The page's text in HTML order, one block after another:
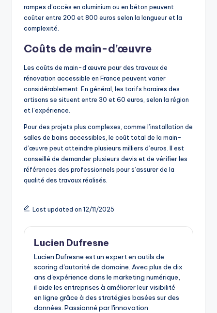
rampes d’accès en aluminium ou en béton peuvent
coûter entre 200 et 800 euros selon la longueur et la
complexité.
Coûts de main-d’œuvre
Les coûts de main-d’œuvre pour des travaux de
rénovation accessible en France peuvent varier
considérablement. En général, les tarifs horaires des
artisans se situent entre 30 et 60 euros, selon la région
et l’expérience.
Pour des projets plus complexes, comme l’installation de
salles de bains accessibles, le coût total de la main-
d’œuvre peut atteindre plusieurs milliers d’euros. Il est
conseillé de demander plusieurs devis et de vérifier les
références des professionnels pour s’assurer de la
qualité des travaux réalisés.
Last updated on 12/11/2025
Lucien Dufresne
Lucien Dufresne est un expert en outils de
scoring d'autorité de domaine. Avec plus de dix
ans d'expérience dans le marketing numérique,
il aide les entreprises à améliorer leur visibilité
en ligne grâce à des stratégies basées sur des
données. Passionné par l'innovation